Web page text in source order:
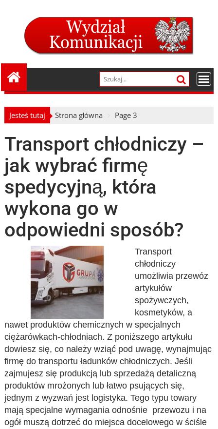
Jesteś tutaj Strona główna Page 3
Transport chłodniczy –
jak wybrać firmę
spedycyjną, która
wykona go w
odpowiedni sposób?
Transport
chłodniczy
umożliwia przewóz
artykułów
spożywczych,
kosmetyków, a
nawet produktów chemicznych w specjalnych
ciężarówkach-chłodniach. Z poniższego artykułu
dowiesz się, co należy wziąć pod uwagę, wynajmując
firmę do transportu ładunków chłodniczych. Jeśli
zajmujesz się produkcją lub sprzedażą detaliczną
produktów mrożonych lub łatwo psujących się,
jednym z wyzwań jest logistyka. Tego typu towary
mają specjalne wymagania odnośnie przewozu i na
ogół muszą dotrzeć do miejsca docelowego w ściśle